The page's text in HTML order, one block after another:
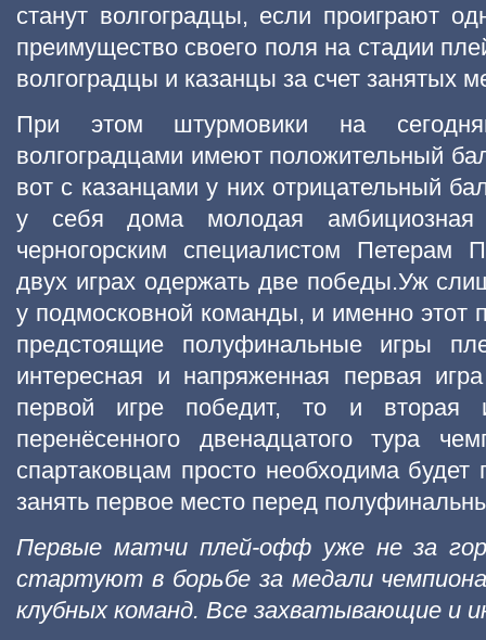
станут волгоградцы, если проиграют
преимущество своего поля на стадии
волгоградцы и казанцы за счет занятых
При этом штурмовики на
волгоградцами имеют положительный
вот с казанцами у них отрицательный
у себя дома молодая амбициозная
черногорским специалистом Петерам
двух играх одержать две победы.Уж
у подмосковной команды, и именно этот
предстоящие полуфинальные игры
интересная и напряженная первая
первой игре победит, то и вторая
перенёсенного двенадцатого тура
спартаковцам просто необходима
занять первое место перед
Первые матчи плей-офф уже не за
стартуют в борьбе за медали
клубных команд. Все захватывающие и